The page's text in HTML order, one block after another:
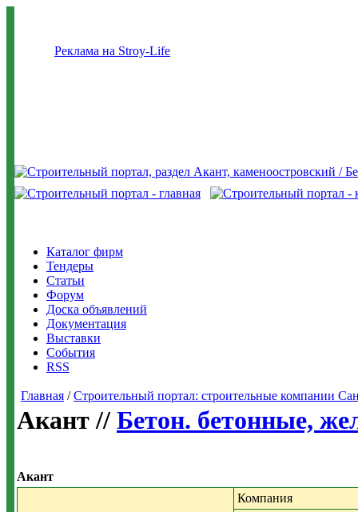
Реклама на Stroy-Life
Каталог фирм
Тендеры
Статьи
Форум
Доска объявлений
Документация
Выставки
События
RSS
Главная /Строительный портал: строительные компании
Акант // Бетон. бетонные,
Акант
Компания